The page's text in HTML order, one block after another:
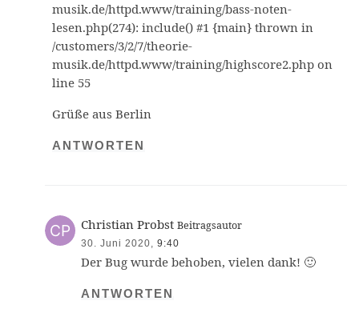
musik.de/httpd.www/training/bass-noten-
lesen.php(274): include() #1 {main} thrown in
/customers/3/2/7/theorie-
musik.de/httpd.www/training/highscore2.php on
line 55
Grüße aus Berlin
ANTWORTEN
Christian Probst Beitragsautor
30. Juni 2020, 9:40
Der Bug wurde behoben, vielen dank! 🙂
ANTWORTEN